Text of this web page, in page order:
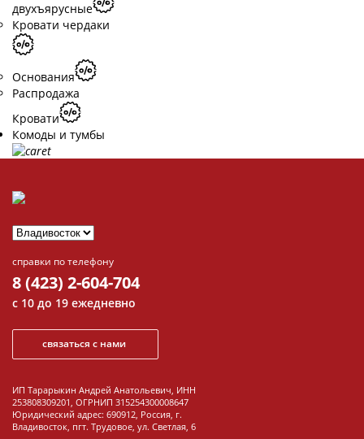
двухъярусные
Кровати чердаки
Основания
Распродажа
Кровати
Комоды и тумбы
Тумбы для ТВ
Тумбочки
Распродажа
Комоды и тумбы
Шкафы
Шкафы
распашные
Шкафы угловые
справки по телефону
8 (423) 2-604-704
с 10 до 19 ежедневно
связаться с нами
ИП Тарарыкин Андрей Анатольевич, ИНН
253808309201, ОГРНИП 315254300008647
Юридический адрес: 690912, Россия, г.
Владивосток, пгт. Трудовое, ул. Светлая, 6